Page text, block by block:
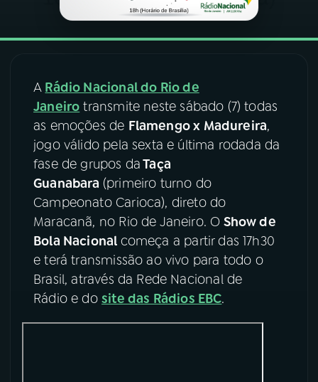
PODCASTS
ÚLTIMAS
08FESTIVAL DE MÚSICA
ACOMPANHE A RÁDIO NACIONAL
YouTube Facebook
Instagram X
TikTok
A Rádio Nacional do Rio de
Janeiro transmite neste sábado (7) todas
as emoções de Flamengo x Madureira,
jogo válido pela sexta e última rodada da
fase de grupos daTaça
Guanabara (primeiro turno do
Campeonato Carioca), direto do
Maracanã, no Rio de Janeiro. O Show de
Bola Nacional começa a partir das 17h30
e terá transmissão ao vivo para todo o
Brasil, através da Rede Nacional de
Rádio e do site das Rádios EBC.